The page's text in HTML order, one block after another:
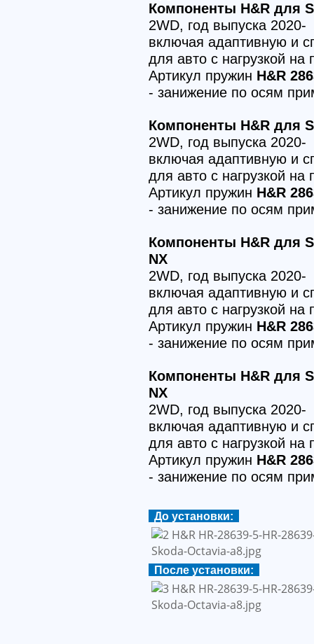
Компоненты H&R для
2WD, год выпуска 2020-
включая адаптивную и
для авто с нагрузкой
Артикул пружин H&R
- занижение по осям
Компоненты H&R для
2WD, год выпуска 2020-
включая адаптивную и
для авто с нагрузкой
Артикул пружин H&R
- занижение по осям
Компоненты H&R для
NX
2WD, год выпуска 2020-
включая адаптивную и
для авто с нагрузкой
Артикул пружин H&R
- занижение по осям
Компоненты H&R для
NX
2WD, год выпуска 2020-
включая адаптивную и
для авто с нагрузкой
Артикул пружин H&R
- занижение по осям
До установки:
После установки: